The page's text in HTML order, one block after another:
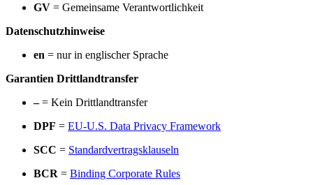
GV = Gemeinsame Verantwortlichkeit
Datenschutzhinweise
en = nur in englischer Sprache
Garantien Drittlandtransfer
–= Kein Drittlandtransfer
DPF = EU-U.S. Data Privacy Framework
SCC = Standardvertragsklauseln
BCR = Binding Corporate Rules